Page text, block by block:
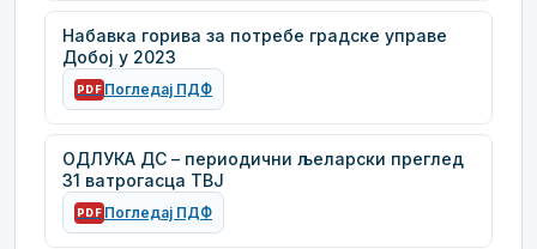
Набавка горива за потребе градске управе
Добој у 2023
PDF Погледај ПДФ
ОДЛУКА ДС – периодични љеларски преглед
31 ватрогасца ТВЈ
PDF Погледај ПДФ